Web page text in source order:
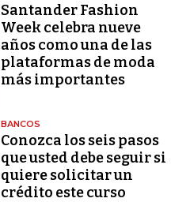
Santander Fashion
Week celebra nueve
años como una de las
plataformas de moda
más importantes
BANCOS
Conozca los seis pasos
que usted debe seguir si
quiere solicitar un
crédito este curso